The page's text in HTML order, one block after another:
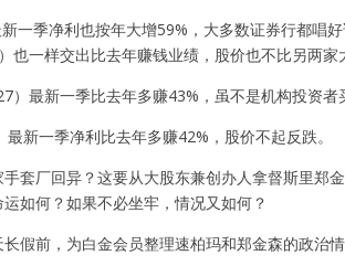
一季净利也按年大增59%，大多数证券行都唱好
也一样交出比去年赚钱业绩，股价也不比另两家
）最新一季比去年多赚43%，虽不是机构投资者
新一季净利比去年多赚42%，股价不起反跌。
套厂回异？这要从大股东兼创办人拿督斯里郑
如何？如果不必坐牢，情况又如何？
长假前，为白金会员整理速柏玛和郑金森的政治